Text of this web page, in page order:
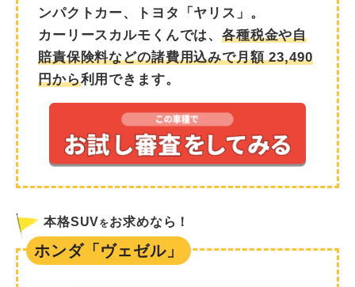
ンパクトカー、トヨタ「ヤリス」。
カーリースカルモくんでは、各種税金や自
賠責保険料などの諸費用込みで月額23,490
円から利用できます。
本格SUVをお求めなら！
ホンダ「ヴェゼル」